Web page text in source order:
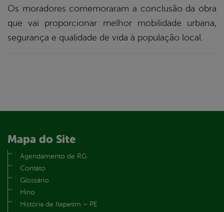
Os moradores comemoraram a conclusão da obra
que vai proporcionar melhor mobilidade urbana,
segurança e qualidade de vida à população local.
Mapa do Site
Agendamento de RG
Contato
Glossário
Hino
História de Itapetim – PE